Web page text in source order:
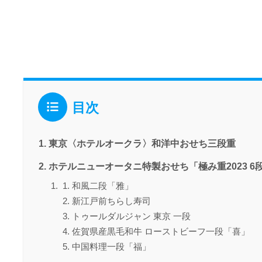
目次
東京〈ホテルオークラ〉和洋中おせち三段重
ホテルニューオータニ特製おせち「極み重2023 6
和風二段「雅」
新江戸前ちらし寿司
トゥールダルジャン 東京 一段
佐賀県産黒毛和牛 ローストビーフ一段「喜」
中国料理一段「福」